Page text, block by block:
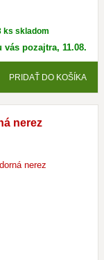
ks skladom
vás pozajtra, 11.08.
PRIDAŤ DO KOŠÍKA
nerez